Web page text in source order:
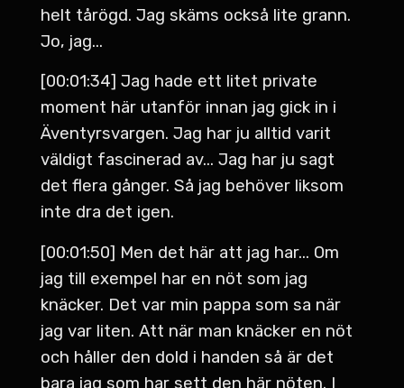
helt tårögd. Jag skäms också lite grann.
Jo, jag...
[00:01:34] Jag hade ett litet private
moment här utanför innan jag gick in i
Äventyrsvargen. Jag har ju alltid varit
väldigt fascinerad av... Jag har ju sagt
det flera gånger. Så jag behöver liksom
inte dra det igen.
[00:01:50] Men det här att jag har... Om
jag till exempel har en nöt som jag
knäcker. Det var min pappa som sa när
jag var liten. Att när man knäcker en nöt
och håller den dold i handen så är det
bara jag som har sett den här nöten. I